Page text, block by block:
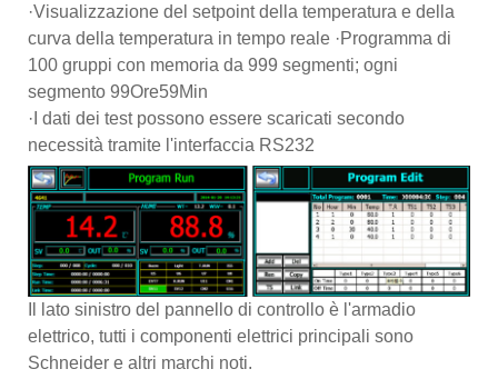
·Visualizzazione del setpoint della temperatura e della
curva della temperatura in tempo reale ·Programma di
100 gruppi con memoria da 999 segmenti; ogni
segmento 99Ore59Min
·I dati dei test possono essere scaricati secondo
necessità tramite l'interfaccia RS232
Il lato sinistro del pannello di controllo è l'armadio
elettrico, tutti i componenti elettrici principali sono
Schneider e altri marchi noti.